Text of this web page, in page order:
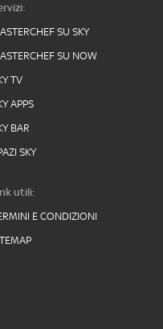
SU SKY
SU NOW
TV
APPS
BAR
SKY
utili:
E CONDIZIONI